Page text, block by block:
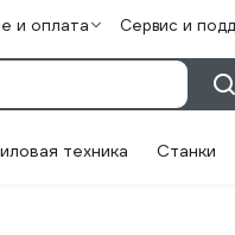
и оплата Сервис и
техника Станки